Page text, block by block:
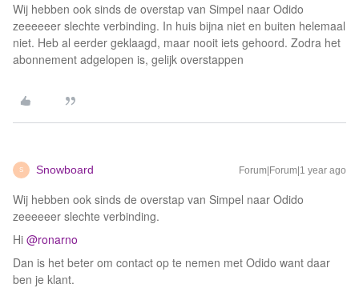
Wij hebben ook sinds de overstap van Simpel naar Odido
zeeeeeer slechte verbinding. In huis bijna niet en buiten helemaal
niet. Heb al eerder geklaagd, maar nooit iets gehoord. Zodra het
abonnement adgelopen is, gelijk overstappen
S Snowboard Forum|Forum|1 year ago
Wij hebben ook sinds de overstap van Simpel naar Odido
zeeeeeer slechte verbinding.
Hi @ronarno
Dan is het beter om contact op te nemen met Odido want daar
ben je klant.